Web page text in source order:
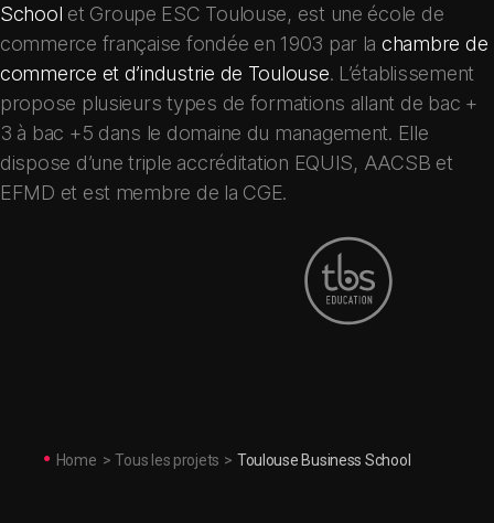
School et Groupe ESC Toulouse, est une école de
commerce française fondée en 1903 par la chambre de
commerce et d’industrie de Toulouse. L’établissement
propose plusieurs types de formations allant de bac +
3 à bac +5 dans le domaine du management. Elle
dispose d’une triple accréditation EQUIS, AACSB et
EFMD et est membre de la CGE.
Home > Tous les projets > Toulouse Business School